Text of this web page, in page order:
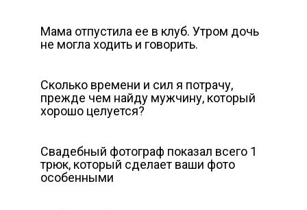
Мама отпустила ее в клуб. Утром дочь
не могла ходить и говорить.
Сколько времени и сил я потрачу,
прежде чем найду мужчину, который
хорошо целуется?
Свадебный фотограф показал всего 1
трюк, который сделает ваши фото
особенными